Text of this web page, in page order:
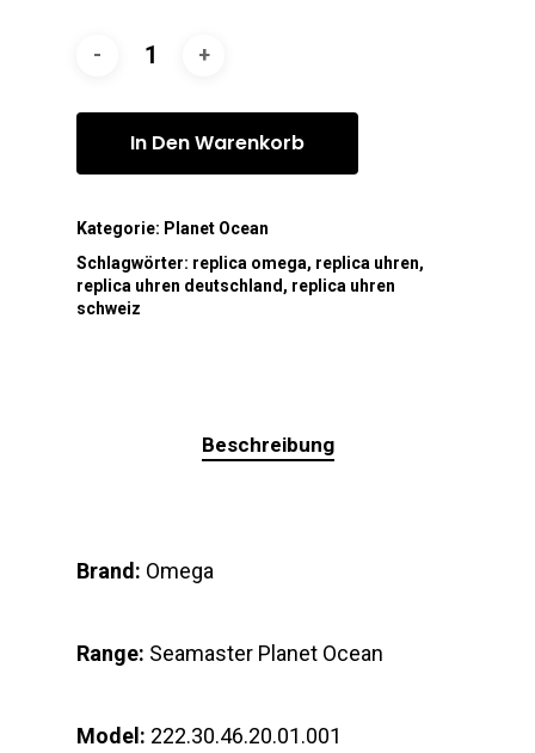
In Den Warenkorb
Kategorie: Planet Ocean
Schlagwörter: replica omega, replica uhren,
replica uhren deutschland , replica uhren
schweiz
Beschreibung
Brand: Omega
Range: Seamaster Planet Ocean
Model: 222.30.46.20.01.001